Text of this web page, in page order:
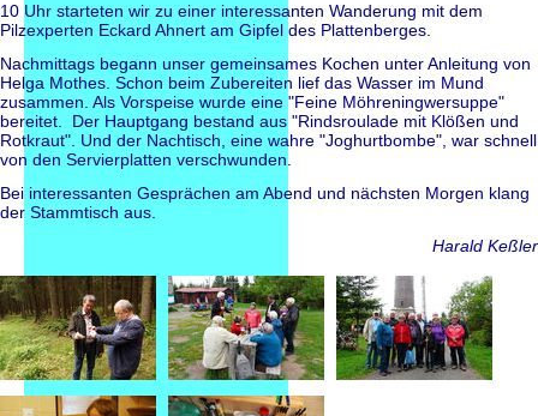
10 Uhr starteten wir zu einer interessanten Wanderung mit dem
Pilzexperten Eckard Ahnert am Gipfel des Plattenberges.
Nachmittags begann unser gemeinsames Kochen unter Anleitung von
Helga Mothes. Schon beim Zubereiten lief das Wasser im Mund
zusammen. Als Vorspeise wurde eine "Feine Möhreningwersuppe"
bereitet. Der Hauptgang bestand aus "Rindsroulade mit Klößen und
Rotkraut". Und der Nachtisch, eine wahre "Joghurtbombe", war schnell
von den Servierplatten verschwunden.
Bei interessanten Gesprächen am Abend und nächsten Morgen klang
der Stammtisch aus.
Harald Keßler